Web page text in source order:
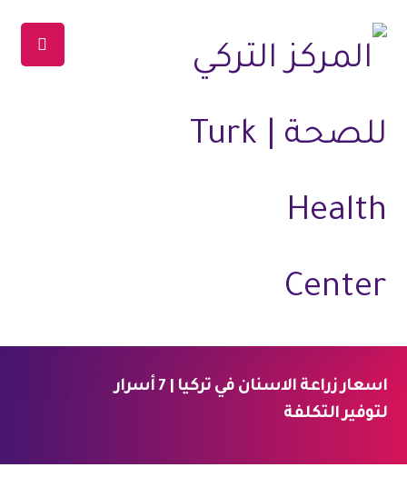
الرئيسية المدونة طب وصحة طب الاسنان
اسعار زراعة الاسنان في تركيا | 7 أسرار
لتوفير التكلفة